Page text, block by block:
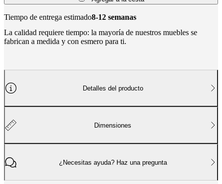
Tiempo de entrega estimado8-12 semanas
La calidad requiere tiempo: la mayoría de nuestros muebles se
fabrican a medida y con esmero para ti.
Detalles del producto
Dimensiones
¿Necesitas ayuda? Haz una pregunta